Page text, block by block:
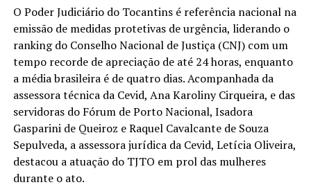
O Poder Judiciário do Tocantins é referência nacional na
emissão de medidas protetivas de urgência, liderando o
ranking do Conselho Nacional de Justiça (CNJ) com um
tempo recorde de apreciação de até 24 horas, enquanto
a média brasileira é de quatro dias. Acompanhada da
assessora técnica da Cevid, Ana Karoliny Cirqueira, e das
servidoras do Fórum de Porto Nacional, Isadora
Gasparini de Queiroz e Raquel Cavalcante de Souza
Sepulveda, a assessora jurídica da Cevid, Letícia Oliveira,
destacou a atuação do TJTO em prol das mulheres
durante o ato.